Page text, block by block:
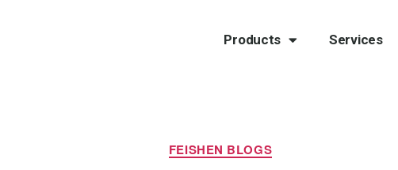
Products Services
FEISHEN BLOGS